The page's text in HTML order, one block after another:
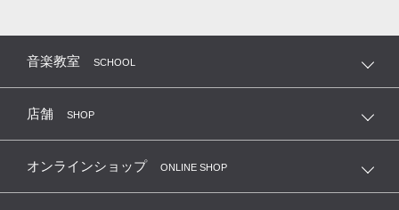
音楽教室 SCHOOL
店舗 SHOP
オンラインショップ ONLINE SHOP